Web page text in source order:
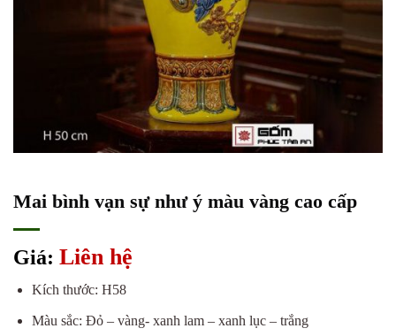
Mai bình vạn sự như ý màu vàng cao cấp
Giá: Liên hệ
Kích thước: H58
Màu sắc: Đỏ – vàng- xanh lam – xanh lục – trắng